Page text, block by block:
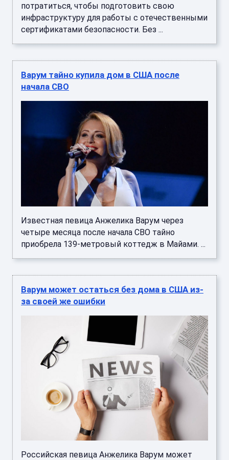
потратиться, чтобы подготовить свою
инфраструктуру для работы с отечественными
сертификатами безопасности. Без ...
Варум тайно купила дом в США после
начала СВО
Известная певица Анжелика Варум через
четыре месяца после начала СВО тайно
приобрела 139-метровый коттедж в Майами. ...
Варум может остаться без дома в США из-
за своей же ошибки
Российская певица Анжелика Варум может